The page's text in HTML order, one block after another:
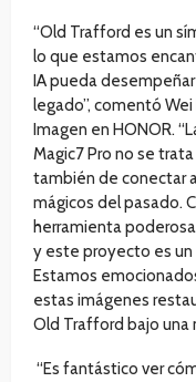
“Old Trafford es un
lo que estamos
IA pueda
legado”, comentó
Imagen en HONOR.
Magic7 Pro no se
también de conectar
mágicos del pasado.
herramienta
y este proyecto es
Estamos
estas imágenes
Old Trafford bajo una
“Es fantástico ver